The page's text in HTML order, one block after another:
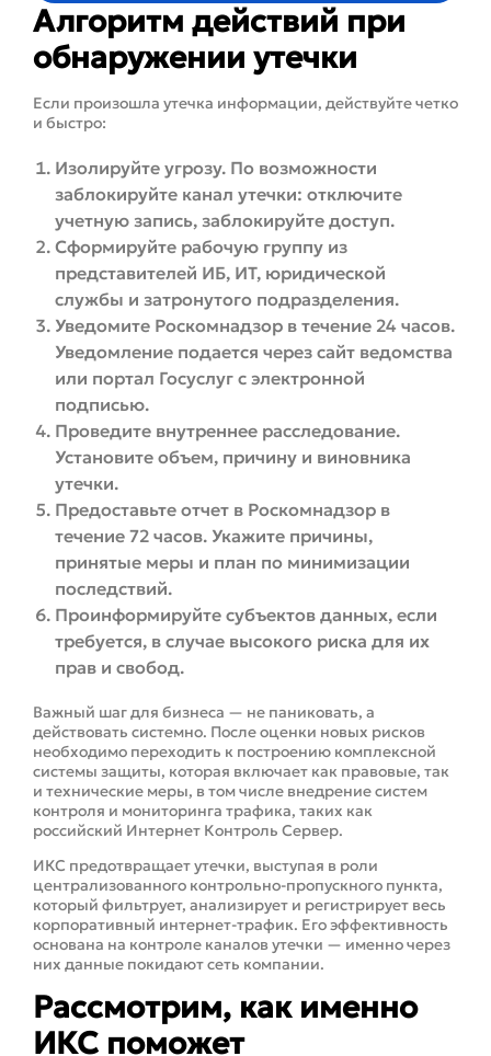
Алгоритм действий при
обнаружении утечки
Если произошла утечка информации, действуйте четко
и быстро:
Изолируйте угрозу. По возможности
заблокируйте канал утечки: отключите
учетную запись, заблокируйте доступ.
Сформируйте рабочую группу из
представителей ИБ, ИТ, юридической
службы и затронутого подразделения.
Уведомите Роскомнадзор в течение 24 часов.
Уведомление подается через сайт ведомства
или портал Госуслуг с электронной
подписью.
Проведите внутреннее расследование.
Установите объем, причину и виновника
утечки.
Предоставьте отчет в Роскомнадзор в
течение 72 часов. Укажите причины,
принятые меры и план по минимизации
последствий.
Проинформируйте субъектов данных, если
требуется, в случае высокого риска для их
прав и свобод.
Важный шаг для бизнеса — не паниковать, а
действовать системно. После оценки новых рисков
необходимо переходить к построению комплексной
системы защиты, которая включает как правовые, так
и технические меры, в том числе внедрение систем
контроля и мониторинга трафика, таких как
российский Интернет Контроль Сервер.
ИКС предотвращает утечки, выступая в роли
централизованного контрольно-пропускного пункта,
который фильтрует, анализирует и регистрирует весь
корпоративный интернет-трафик. Его эффективность
основана на контроле каналов утечки — именно через
них данные покидают сеть компании.
Рассмотрим, как именно
ИКС поможет